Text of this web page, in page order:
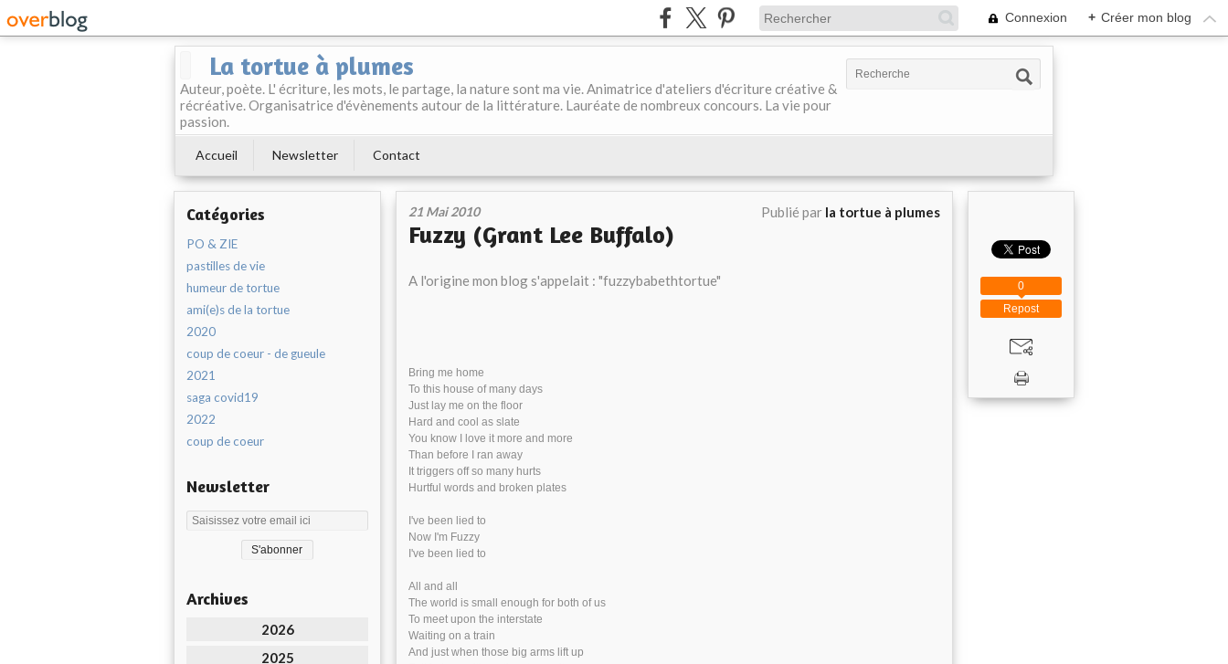
Connexion + Créer mon blog
La tortue à plumes
Auteur, poète. L' écriture, les mots, le partage, la nature sont ma vie. Animatrice d'ateliers d'écriture créative &
récréative. Organisatrice d'évènements autour de la littérature. Lauréate de nombreux concours. La vie pour
passion.
Accueil Newsletter Contact
Catégories
PO & ZIE
pastilles de vie
humeur de tortue
ami(e)s de la tortue
2020
coup de coeur - de gueule
2021
saga covid19
2022
coup de coeur
Newsletter
Archives
2026
2025
21 Mai 2010 Publié par la tortue à plumes
Fuzzy (Grant Lee Buffalo)
A l'origine mon blog s'appelait : "fuzzybabethtortue"
Bring me home
To this house of many days
Just lay me on the floor
Hard and cool as slate
You know I love it more and more
Than before I ran away
It triggers off so many hurts
Hurtful words and broken plates
I've been lied to
Now I'm Fuzzy
I've been lied to
All and all
The world is small enough for both of us
To meet upon the interstate
Waiting on a train
And just when those big arms lift up
Repost
0